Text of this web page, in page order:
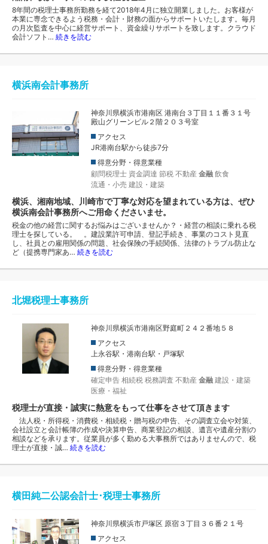
8年間の税理士事務所勤務を経て2018年4月に独立開業しました。お客様が
本業に専念できるよう税務・会計・財務の面からサポートいたします。毎月
の月次監査を中心に経営サポート、資金繰りサポートを致します。クラウド
会計ソフト… 続きを読む
横浜南会計事務所
神奈川県横浜市港南区 港南台３丁目１１番３１号
殿山グリーンビル２階２０３号室
アクセス
JR港南台駅から徒歩7分
得意分野・得意業種
顧問税理士 資金調達 節税 不動産 金融 飲食
流通・小売 建設・建築
横浜、湘南地域、川崎市で丁寧な対応を望まれている方は、ぜひ
横浜南会計事務所へご用命くださいませ。
税金の他の経営に関するお悩みはございませんか？・経営の相談に乗れる税
理士を探している。 。建設業許可申請、登記手続き、事業のコスト見直
し、社員との雇用関係の問題、社会保険の手続関係、法律のトラブル防止な
ど（提携専門家あ… 続きを読む
北堀税理士事務所
神奈川県横浜市港南区野庭町２４２番地５８
アクセス
上永谷駅・港南台駅・戸塚駅
得意分野・得意業種
確定申告 相続税 税務調査 不動産 金融 建設・建築
医療・福祉
税理士が直接・誠実に熱意をもって仕事をさせて頂きます
法人税・所得税・消費税・相続税・贈与税の申告、その調査立会や対策、
会社設立と会計帳簿の作成や決算申告、商業登記の相談、遺言や遺産分割の
相談などを承ります。従業員が多く勤める大事務所ではありませんので、税
理士が直接・誠… 続きを読む
横田純二公認会計士･税理士事務所
神奈川県横浜市戸塚区 原宿３丁目３６番２１号
アクセス